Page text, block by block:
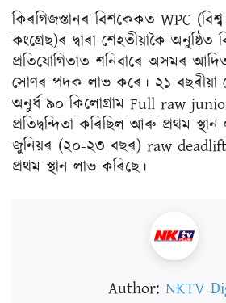
কিৰগিজস্তানৰ বিশকেকত WPC (বিশ্ব
কংগ্ৰেছ)ৰ দ্বাৰা শেহতীয়াকৈ অনুষ্ঠিত
প্ৰতিযোগিতাত শনিবাৰে অসমৰ
সোণৰ পদক লাভ কৰে। ২১ বছৰীয়া
অনুৰ্ধ ৯০ কিলোগ্ৰাম Full raw
প্ৰতিদ্বন্দিতা কৰিছিল আৰু প্ৰথম
জুনিয়ৰ (২০-২৩ বছৰ) raw
প্ৰথম স্থান লাভ কৰিছে।
Author: NKTV